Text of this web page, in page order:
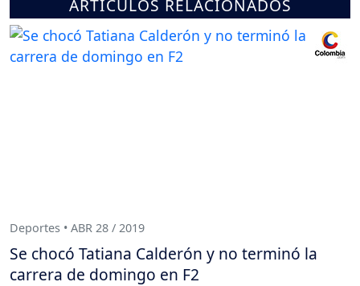
ARTÍCULOS RELACIONADOS
Deportes • ABR 28 / 2019
Se chocó Tatiana Calderón y no terminó la
carrera de domingo en F2